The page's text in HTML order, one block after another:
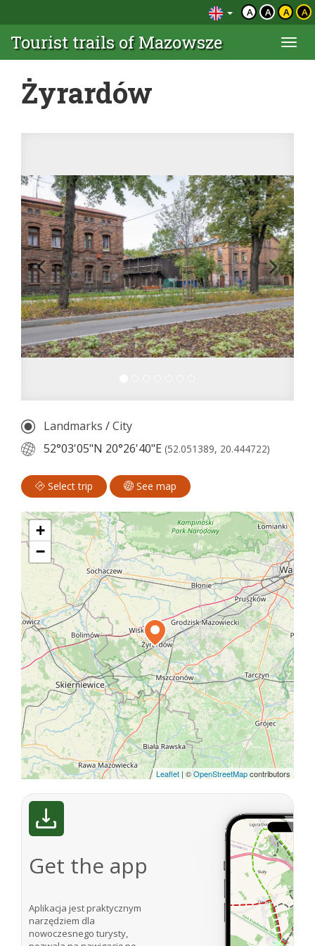
A A A A
Tourist trails of Mazowsze
Żyrardów
Landmarks /City
52°03'05"N 20°26'40"E (52.051389, 20.444722)
Select trip See map
+
−
Leaflet | ©OpenStreetMapcontributors
Get the app
Aplikacja jest praktycznym
narzędziem dla
nowoczesnego turysty,